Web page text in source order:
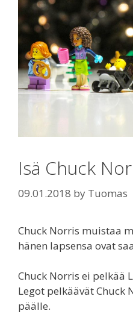
Isä Chuck
09.01.2018 by Tuomas
Chuck Norris muistaa
hänen lapsensa ovat
Chuck Norris ei pelkää
Legot pelkäävät Chuck
päälle.